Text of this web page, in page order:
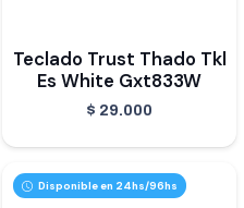
Teclado Trust Thado Tkl
Es White Gxt833W
$ 29.000
Disponible en 24hs/96hs